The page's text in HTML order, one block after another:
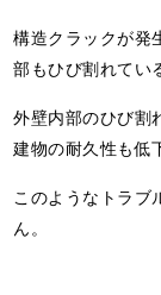
構造クラックが発
部もひび割れてい
外壁内部のひび割
建物の耐久性も低
このようなトラブ
ん。